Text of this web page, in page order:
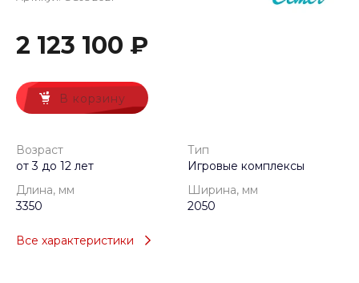
2 123 100 ₽
В корзину
Возраст
от 3 до 12 лет
Тип
Игровые комплексы
Длина, мм
3350
Ширина, мм
2050
Все характеристики